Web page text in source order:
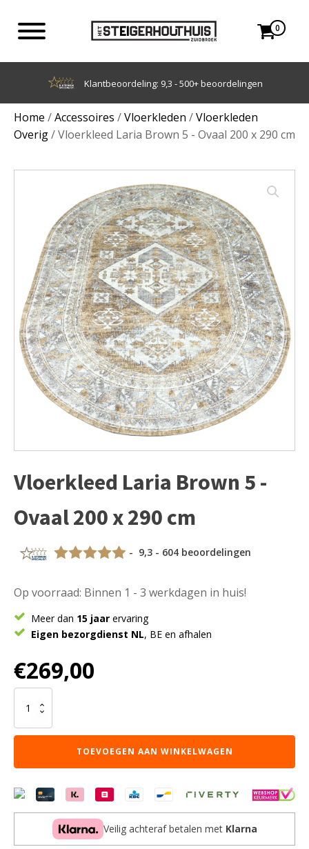
0
Achteraf betalen met Klarna
Home /Accessoires /Vloerkleden /Vloerkleden
Overig/ Vloerkleed Laria Brown 5 - Ovaal 200 x 290 cm
Vloerkleed Laria Brown 5 -
Ovaal 200 x 290 cm
- 9,3 - 604 beoordelingen
Op voorraad: Binnen 1 - 3 werkdagen in huis!
Meer dan 15 jaar ervaring
Eigen bezorgdienst NL, BE en afhalen
€269,00
Laria
Brown
5
Ovaal
x
TOEVOEGEN AAN WINKELWAGEN
Veilig achteraf betalen met Klarna